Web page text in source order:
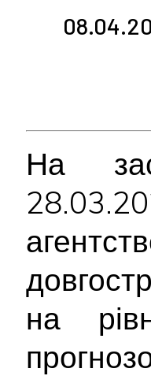
На
на